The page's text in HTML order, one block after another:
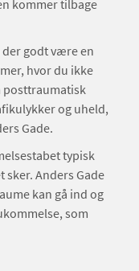
kommer tilbage
der godt være en
hvor du ikke
posttraumatisk
og uheld,
Gade.
typisk
Anders Gade
kan gå ind og
som